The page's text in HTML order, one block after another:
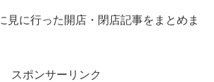
見に行った開店・閉店記事をまとめま
スポンサーリンク